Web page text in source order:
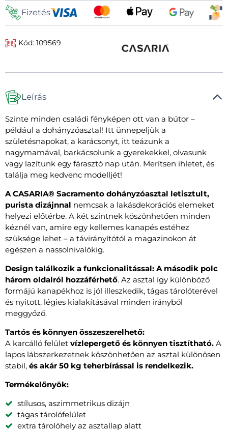
Fizetés
Kód: 109569
Leírás
Szinte minden családi fényképen ott van a bútor –
például a dohányzóasztal! Itt ünnepeljük a
születésnapokat, a karácsonyt, itt teázunk a
nagymamával, barkácsolunk a gyerekekkel, olvasunk
vagy lazítunk egy fárasztó nap után. Merítsen ihletet, és
találja meg kedvenc modelljét!
A CASARIA® Sacramento dohányzóasztal letisztult,
purista dizájnnal nemcsak a lakásdekorációs elemeket
helyezi előtérbe. A két szintnek köszönhetően minden
kéznél van, amire egy kellemes kanapés estéhez
szüksége lehet – a távirányítótól a magazinokon át
egészen a nassolnivalókig.
Design találkozik a funkcionalitással: A második polc
három oldalról hozzáférhető. Az asztal így különböző
formájú kanapékhoz is jól illeszkedik, tágas tárolóterével
és nyitott, légies kialakításával minden irányból
meggyőző.
Tartós és könnyen összeszerelhető:
A karcálló felület vízlepergető és könnyen tisztítható. A
lapos lábszerkezetnek köszönhetően az asztal különösen
stabil, és akár 50 kg teherbírással is rendelkezik.
Termékelőnyök:
stílusos, aszimmetrikus dizájn
tágas tárolófelület
extra tárolóhely az asztallap alatt